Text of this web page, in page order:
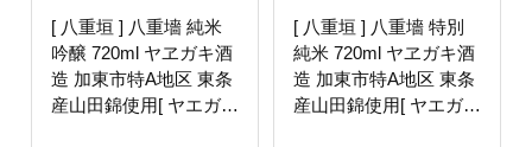
[ 八重垣 ] 八重墻 純米
吟醸 720ml ヤヱガキ酒
造 加東市特A地区 東条
産山田錦使用[ ヤエガキ
[ 八重垣 ] 八重墻 特別
純米 720ml ヤヱガキ酒
造 加東市特A地区 東条
産山田錦使用[ ヤエガキ